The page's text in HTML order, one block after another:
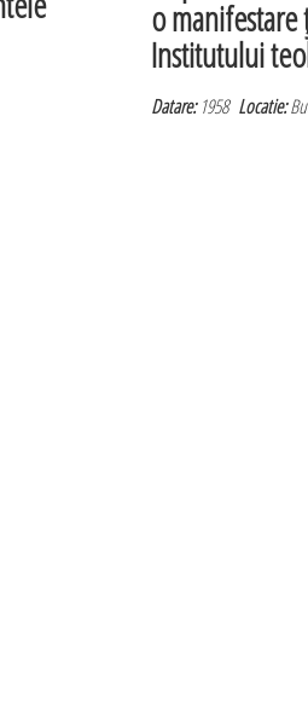
o
Institutului
Datare:1958Locatie: